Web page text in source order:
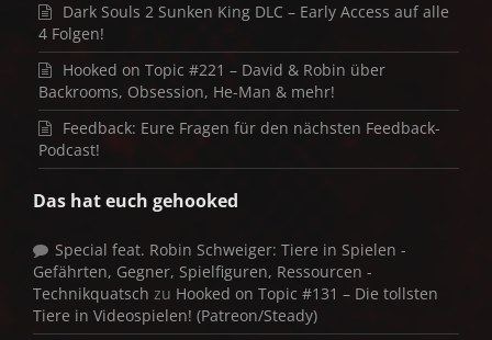
Dark Souls 2 Sunken King DLC – Early Access auf alle
4 Folgen!
Hooked on Topic #221 – David & Robin über
Backrooms, Obsession, He-Man & mehr!
Feedback: Eure Fragen für den nächsten Feedback-
Podcast!
Das hat euch gehooked
Special feat. Robin Schweiger: Tiere in Spielen -
Gefährten, Gegner, Spielfiguren, Ressourcen -
Technikquatsch zu Hooked on Topic #131 – Die tollsten
Tiere in Videospielen! (Patreon/Steady)